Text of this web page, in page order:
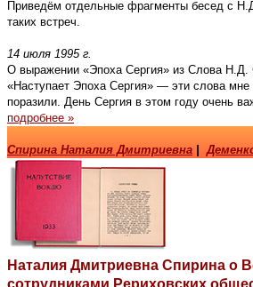
Приведём отдельные фрагменты бесед с
таких встреч.
14 июля 1995 г.
О выражении «Эпоха Сергия» из Слова Н.Д.
«Наступает Эпоха Сергия» — эти слова
поразили. День Сергия в этом году очень
подробнее »
Спирина Наталия Дмитриевна |
Наталия Дмитриевна Спирина о
сотрудниками Рериховских